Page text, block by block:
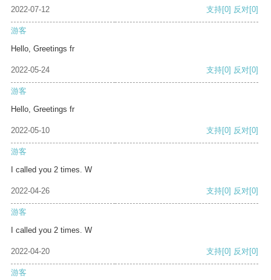
2022-07-12 支持[0] 反对[0]
游客
Hello, Greetings fr
2022-05-24 支持[0] 反对[0]
游客
Hello, Greetings fr
2022-05-10 支持[0] 反对[0]
游客
I called you 2 times. W
2022-04-26 支持[0] 反对[0]
游客
I called you 2 times. W
2022-04-20 支持[0] 反对[0]
游客